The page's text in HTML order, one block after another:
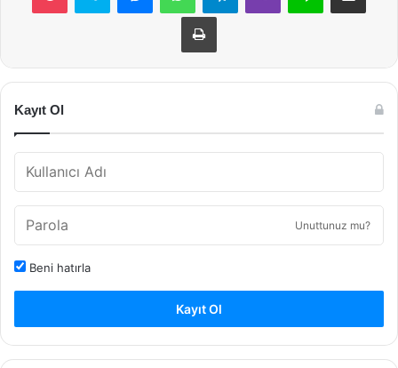
Yazdır
Kayıt Ol
Unuttunuz mu?
Beni hatırla
Kayıt Ol